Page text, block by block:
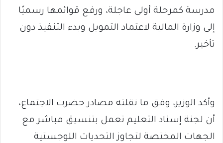
مدرسة كمرحلة أولى عاجلة، ورفع قوائمها رسميًا
إلى وزارة المالية لاعتماد التمويل وبدء التنفيذ دون
تأخير.
وأكد الوزير، وفق ما نقلته مصادر حضرت الاجتماع،
أن لجنة إسناد التعليم تعمل بتنسيق مباشر مع
الجهات المختصة لتجاوز التحديات اللوجستية